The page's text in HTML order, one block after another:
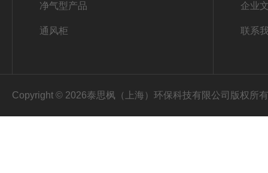
净气型产品
通风柜
企业
联系
Copyright © 2026泰思枫（上海）环保科技有限公司版权